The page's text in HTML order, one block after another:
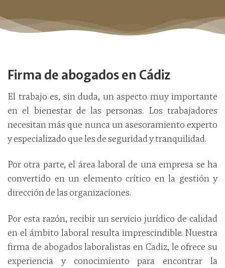
Firma de abogados en Cádiz
El trabajo es, sin duda, un aspecto muy importante
en el bienestar de las personas. Los trabajadores
necesitan más que nunca un asesoramiento experto
y especializado que les de seguridad y tranquilidad.
Por otra parte, el área laboral de una empresa se ha
convertido en un elemento crítico en la gestión y
dirección de las organizaciones.
Por esta razón, recibir un servicio jurídico de calidad
en el ámbito laboral resulta imprescindible. Nuestra
firma de abogados laboralistas en Cadiz, le ofrece su
experiencia y conocimiento para encontrar la